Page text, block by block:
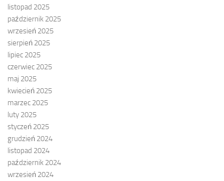
listopad 2025
październik 2025
wrzesień 2025
sierpień 2025
lipiec 2025
czerwiec 2025
maj 2025
kwiecień 2025
marzec 2025
luty 2025
styczeń 2025
grudzień 2024
listopad 2024
październik 2024
wrzesień 2024